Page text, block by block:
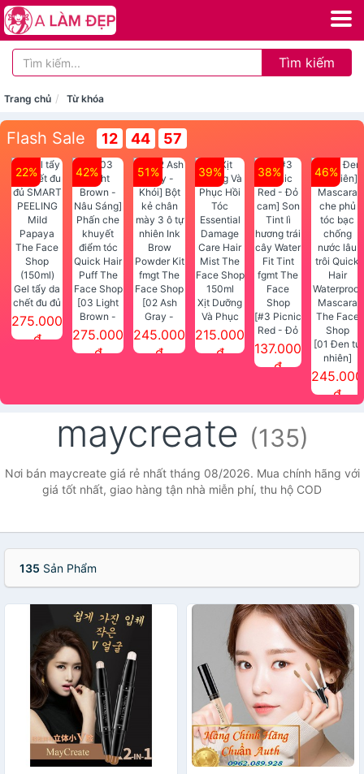
Tìm kiếm
Trang chủ Từ khóa
Flash Sale 12 44 55
22%
Gel tẩy da
chết đu đủ
SMART
PEELING
275.000
đ
42%
[03 Light
Brown -
Nâu Sáng]
Phấn che
275.000
đ
51%
[02 Ash
Gray -
Khói] Bột
kẻ chân
Face Shop
245.000
đ
39%
Xịt Dưỡng
Và Phục
Hồi Tóc
Essential
215.000
đ
38%
[#3 Picnic
Red - Đỏ
cam] Son
Face
Shop
137.000
đ
46%
[01 Đen tự
nhiên]
Mascara
che phủ
Waterproof
Mascara
The Face
245.000
đ
maycreate (135)
Nơi bán maycreate giá rẻ nhất tháng 08/2026. Mua chính hãng với
giá tốt nhất, giao hàng tận nhà miễn phí, thu hộ COD
135 Sản Phẩm